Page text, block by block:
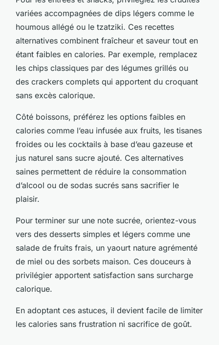
variées accompagnées de dips légers comme le
houmous allégé ou le tzatziki. Ces recettes
alternatives combinent fraîcheur et saveur tout en
étant faibles en calories. Par exemple, remplacez
les chips classiques par des légumes grillés ou
des crackers complets qui apportent du croquant
sans excès calorique.
Côté boissons, préférez les options faibles en
calories comme l’eau infusée aux fruits, les tisanes
froides ou les cocktails à base d’eau gazeuse et
jus naturel sans sucre ajouté. Ces alternatives
saines permettent de réduire la consommation
d’alcool ou de sodas sucrés sans sacrifier le
plaisir.
Pour terminer sur une note sucrée, orientez-vous
vers des desserts simples et légers comme une
salade de fruits frais, un yaourt nature agrémenté
de miel ou des sorbets maison. Ces douceurs à
privilégier apportent satisfaction sans surcharge
calorique.
En adoptant ces astuces, il devient facile de limiter
les calories sans frustration ni sacrifice de goût.